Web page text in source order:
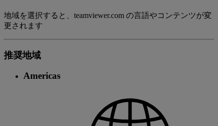
地域を選択すると、teamviewer.com の言語やコンテンツが変
更されます
推奨地域
Americas